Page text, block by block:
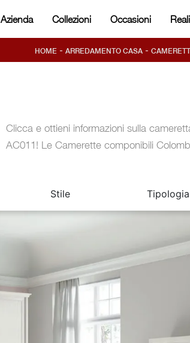
Azienda Collezioni Occasioni
HOME - ARREDAMENTO CASA -
Clicca e ottieni informazioni sulla
AC011! Le Camerette componibili
Stile Tipologia